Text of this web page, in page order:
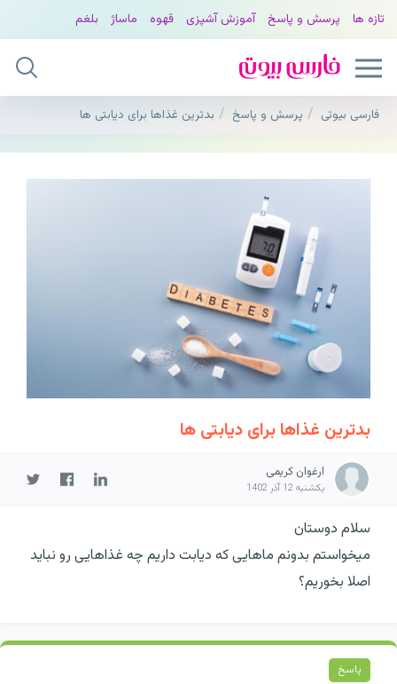
تازه ها پرسش و پاسخ آموزش آشپزی قهوه ماساژ بلغم
فارسی بیوتی پرسش و پاسخ بدترین غذاها برای دیابتی ها
بدترین غذاها برای دیابتی ها
ارغوان کریمی
یکشنبه 12 آذر 1402
سلام دوستان
میخواستم بدونم ماهایی که دیابت داریم چه غذاهایی رو نباید
اصلا بخوریم؟
پاسخ